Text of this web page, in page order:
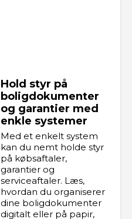
Hold styr på
boligdokumenter
og garantier med
enkle systemer
Med et enkelt system
kan du nemt holde styr
på købsaftaler,
garantier og
serviceaftaler. Læs,
hvordan du organiserer
dine boligdokumenter
digitalt eller på papir,